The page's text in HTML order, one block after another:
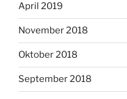
April 2019
November 2018
Oktober 2018
September 2018